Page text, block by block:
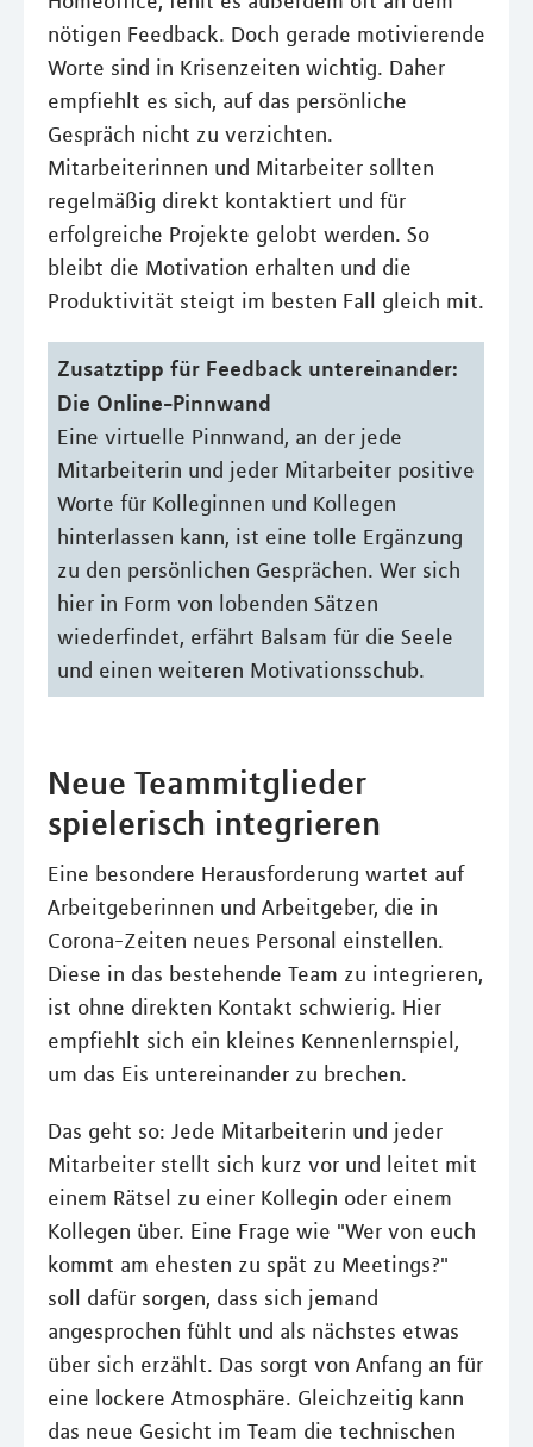
nötigen Feedback. Doch gerade motivierende
Worte sind in Krisenzeiten wichtig. Daher
empfiehlt es sich, auf das persönliche
Gespräch nicht zu verzichten.
Mitarbeiterinnen und Mitarbeiter sollten
regelmäßig direkt kontaktiert und für
erfolgreiche Projekte gelobt werden. So
bleibt die Motivation erhalten und die
Produktivität steigt im besten Fall gleich mit.
Zusatztipp für Feedback untereinander:
Die Online-Pinnwand
Eine virtuelle Pinnwand, an der jede
Mitarbeiterin und jeder Mitarbeiter positive
Worte für Kolleginnen und Kollegen
hinterlassen kann, ist eine tolle Ergänzung
zu den persönlichen Gesprächen. Wer sich
hier in Form von lobenden Sätzen
wiederfindet, erfährt Balsam für die Seele
und einen weiteren Motivationsschub.
Neue Teammitglieder
spielerisch integrieren
Eine besondere Herausforderung wartet auf
Arbeitgeberinnen und Arbeitgeber, die in
Corona-Zeiten neues Personal einstellen.
Diese in das bestehende Team zu integrieren,
ist ohne direkten Kontakt schwierig. Hier
empfiehlt sich ein kleines Kennenlernspiel,
um das Eis untereinander zu brechen.
Das geht so: Jede Mitarbeiterin und jeder
Mitarbeiter stellt sich kurz vor und leitet mit
einem Rätsel zu einer Kollegin oder einem
Kollegen über. Eine Frage wie "Wer von euch
kommt am ehesten zu spät zu Meetings?"
soll dafür sorgen, dass sich jemand
angesprochen fühlt und als nächstes etwas
über sich erzählt. Das sorgt von Anfang an für
eine lockere Atmosphäre. Gleichzeitig kann
das neue Gesicht im Team die technischen